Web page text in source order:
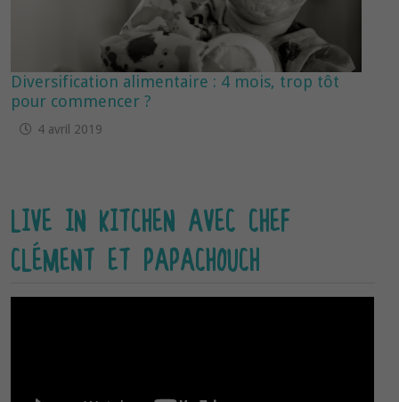
Diversification alimentaire : 4 mois, trop tôt
pour commencer ?
4 avril 2019
LIVE IN KITCHEN AVEC CHEF
CLÉMENT ET PAPACHOUCH